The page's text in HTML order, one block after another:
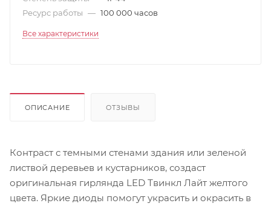
Ресурс работы — 100 000 часов
Все характеристики
ОПИСАНИЕ ОТЗЫВЫ
Контраст с темными стенами здания или зеленой
листвой деревьев и кустарников, создаст
оригинальная гирлянда LED Твинкл Лайт желтого
цвета. Яркие диоды помогут украсить и окрасить в